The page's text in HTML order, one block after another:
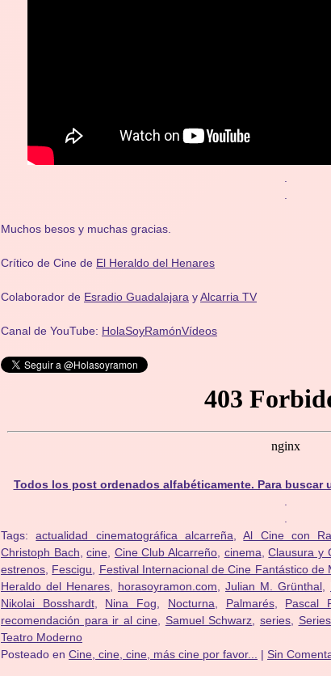
Muchos besos y muchas gracias.
Crítico de Cine de El Heraldo del Henares
Colaborador de Esradio Guadalajara yAlcarria TV
Canal de YouTube: HolaSoyRamónVídeos
Todos los post ordenados alfabéticamente. Para
Tags:actualidad cinematográfica alcarreña ,Al Cine con
Christoph Bach ,cine Cine Club Alcarreño cinema ,Clausura y
estrenos Fescigu Festival Internacional de Cine Fantástico de
Heraldo del Henares
horasoyramon.com Julian M. Grünthal
Nikolai Bosshardt, Nina Fog Nocturna Palmarés, Pascal
recomendación para ir al cine
Samuel Schwarz series,
Teatro Moderno
Posteado en Cine, cine, cine, más cine por favor... | Sin